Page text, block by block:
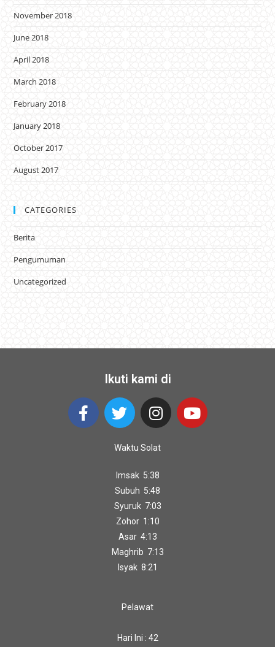
November 2018
June 2018
April 2018
March 2018
February 2018
January 2018
October 2017
August 2017
CATEGORIES
Berita
Pengumuman
Uncategorized
Ikuti kami di
Waktu Solat
Imsak 5:38
Subuh 5:48
Syuruk 7:03
Zohor 1:10
Asar 4:13
Maghrib 7:13
Isyak 8:21
Pelawat
Hari Ini : 42